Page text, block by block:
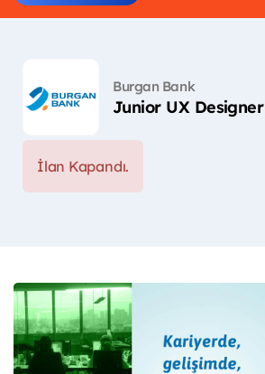
Burgan Bank
Junior UX Designer
İlan Kapandı.